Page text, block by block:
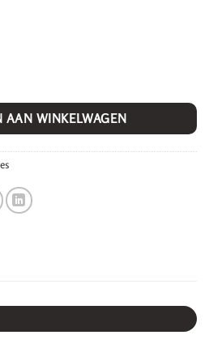
AAN WINKELWAGEN